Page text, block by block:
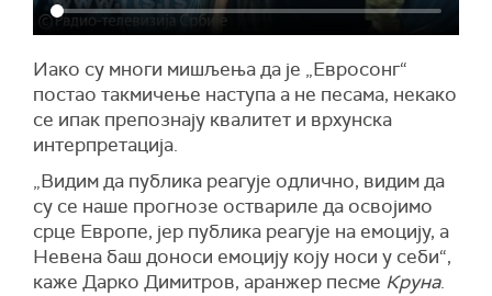
Иако су многи мишљења да је „Евросонг“
постао такмичење наступа а не песама, некако
се ипак препознају квалитет и врхунска
интерпретација.
„Видим да публика реагује одлично, видим да
су се наше прогнозе оствариле да освојимо
срце Европе, јер публика реагује на емоцију, а
Невена баш доноси емоцију коју носи у себи“,
каже Дарко Димитров, аранжер песме Круна.